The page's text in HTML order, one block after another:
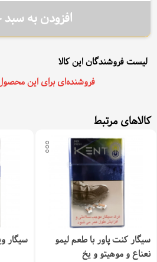
افزودن به
لیست فروشندگان این کالا
فروشنده‌ای برای این
کالاهای مرتبط
سیگار کنت پاور با طعم لیمو
نعناع و موهیتو و یخ
سیگار